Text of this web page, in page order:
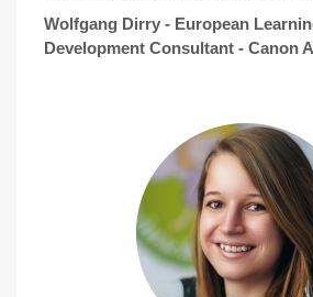
Wolfgang Dirry - European
Development Consultant - Canon